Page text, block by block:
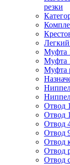
резки
Муфта
Муфта
Муфта
Отвод
Отвод
Отвод
Отвод
Отвод
Отвод
Отвод